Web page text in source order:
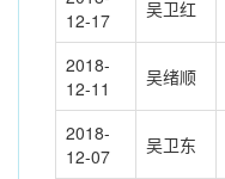
12-17
吴卫红
2018-
12-11
吴绪顺
2018-
12-07
吴卫东